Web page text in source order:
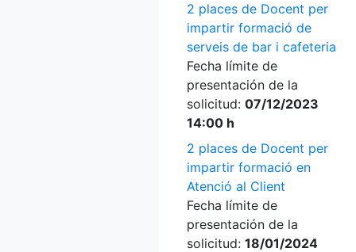
2 places de Docent per
impartir formació de
serveis de bar i cafeteria
Fecha límite de
presentación de la
solicitud: 07/12/2023
14:00 h
2 places de Docent per
impartir formació en
Atenció al Client
Fecha límite de
presentación de la
solicitud: 18/01/2024